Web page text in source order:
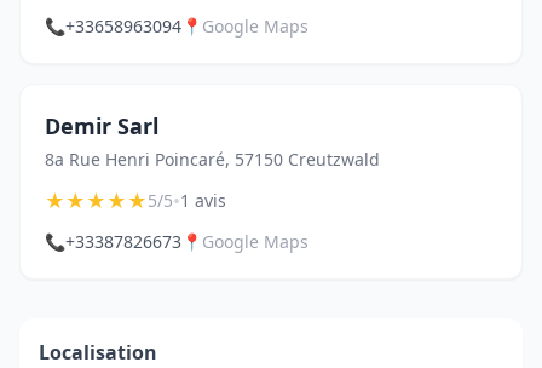
📞+33658963094 📍 Google Maps
Demir Sarl
8a Rue Henri Poincaré, 57150 Creutzwald
★★★★★5/5•1 avis
📞+33387826673 📍 Google Maps
Localisation